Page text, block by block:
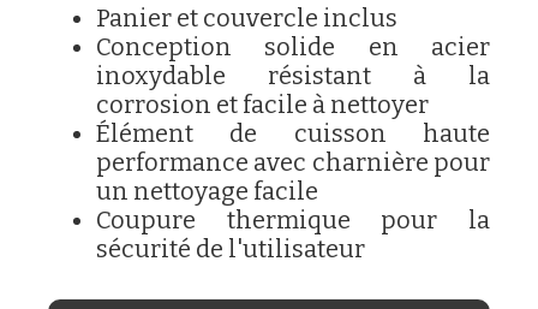
Panier et couvercle inclus
Conception solide en acier
inoxydable résistant à la
corrosion et facile à nettoyer
Élément de cuisson haute
performance avec charnière pour
un nettoyage facile
Coupure thermique pour la
sécurité de l'utilisateur